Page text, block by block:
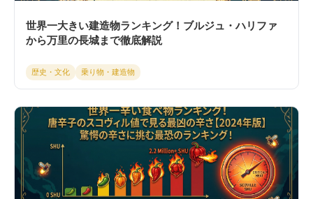
世界一大きい建造物ランキング！ブルジュ・ハリファ
から万里の長城まで徹底解説
歴史・文化 乗り物・建造物